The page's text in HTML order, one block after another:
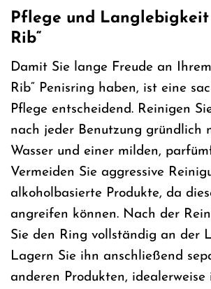
Pflege und Langlebigkeit
Rib“
Damit Sie lange Freude an
Rib“ Penisring haben, ist eine
Pflege entscheidend. Reinigen
nach jeder Benutzung gründlich
Wasser und einer milden,
Vermeiden Sie aggressive
alkoholbasierte Produkte, da
angreifen können. Nach der
Sie den Ring vollständig an der
Lagern Sie ihn anschließend
anderen Produkten, idealerweise